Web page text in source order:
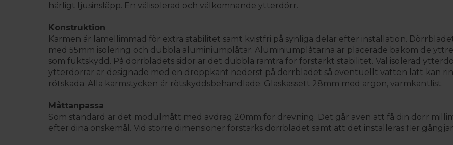
härligt ljusinsläpp. En välisolerad och välkomnande ytterdörr.
Konstruktion
Karmen är lamellimmad för extra stabilitet samt kvistfri på synliga delar efter installation.
med 55mm isolering och dubbla aluminiumplåtar. Aluminiumplåtarna är placerade bakom de
som fuktskydd. På dörrbladets sidor är det dubbla ramträ för förstärkt stabilitet. Väl isolerad
ytterdörrar är designade med en droppkant nederst på dörrbladet så eventuellt vatten lätt kan
rötskada. Alla karmstycken är rötskyddsbehandlade. Glaskassett 28mm med argon, varmkantlist.
Måttanpassa
Som standard är det modulmått med avdrag 20mm för drevning. Det går även att få din dörr
efter dina önskemål. Vid större dimensioner förstärks dörrbladet samt att det installeras fler